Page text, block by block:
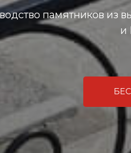
памятников из
и